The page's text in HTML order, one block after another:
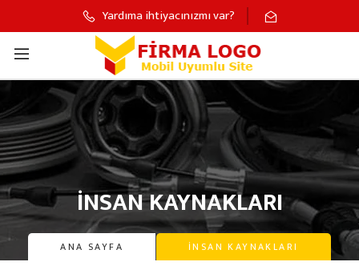
Yardıma ihtiyacınızmı var?
İNSAN KAYNAKLARI
ANA SAYFA İNSAN KAYNAKLARI